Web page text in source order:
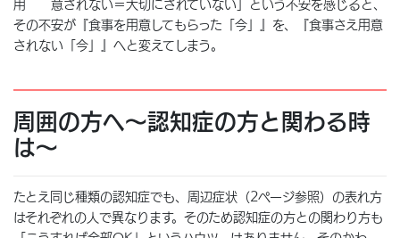
用 意されない＝大切にされていない」という不安を感じると、
その不安が『食事を用意してもらった「今」』を、『食事さえ用意
されない「今」』へと変えてしまう。
周囲の方へ～認知症の方と関わる時
は～
たとえ同じ種類の認知症でも、周辺症状（2ページ参照）の表れ方
はそれぞれの人で異なります。そのため認知症の方との関わり方も